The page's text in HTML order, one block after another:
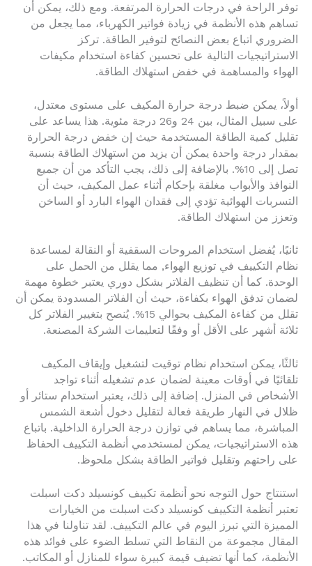
توفر الراحة في درجات الحرارة المرتفعة. ومع ذلك، يمكن أن
تساهم هذه الأنظمة في زيادة فواتير الكهرباء، مما يجعل من
الضروري اتباع بعض النصائح لتوفير الطاقة. تركز
الاستراتيجيات التالية على تحسين كفاءة استخدام مكيفات
الهواء والمساهمة في خفض استهلاك الطاقة.
أولاً، يمكن ضبط درجة حرارة المكيف على مستوى معتدل،
على سبيل المثال، بين 24 و26 درجة مئوية. هذا يساعد على
تقليل كمية الطاقة المستخدمة حيث إن خفض درجة الحرارة
بمقدار درجة واحدة يمكن أن يزيد من استهلاك الطاقة بنسبة
تصل إلى 10%. بالإضافة إلى ذلك، يجب التأكد من أن جميع
النوافذ والأبواب مغلقة بإحكام أثناء عمل المكيف، حيث أن
التسربات الهوائية تؤدي إلى فقدان الهواء البارد أو الساخن
وتعزز من استهلاك الطاقة.
ثانيًا، يُفضل استخدام المروحات السقفية أو النقالة لمساعدة
نظام التكييف في توزيع الهواء, مما يقلل من الحمل على
الوحدة. كما أن تنظيف الفلاتر بشكل دوري يعتبر خطوة مهمة
لضمان تدفق الهواء بكفاءة، حيث أن الفلاتر المسدودة يمكن أن
تقلل من كفاءة المكيف بحوالي 15%. يُنصح بتغيير الفلاتر كل
ثلاثة أشهر على الأقل أو وفقًا لتعليمات الشركة المصنعة.
ثالثًا، يمكن استخدام نظام توقيت لتشغيل وإيقاف المكيف
تلقائيًا في أوقات معينة لضمان عدم تشغيله أثناء تواجد
الأشخاص في المنزل. إضافة إلى ذلك، يعتبر استخدام ستائر أو
ظلال في النهار طريقة فعالة لتقليل دخول أشعة الشمس
المباشرة، مما يساهم في توازن درجة الحرارة الداخلية. باتباع
هذه الاستراتيجيات، يمكن لمستخدمي أنظمة التكييف الحفاظ
على راحتهم وتقليل فواتير الطاقة بشكل ملحوظ.
استنتاج حول التوجه نحو أنظمة تكييف كونسيلد دكت اسبلت
تعتبر أنظمة التكييف كونسيلد دكت اسبلت من الخيارات
المميزة التي تبرز اليوم في عالم التكييف. لقد تناولنا في هذا
المقال مجموعة من النقاط التي تسلط الضوء على فوائد هذه
الأنظمة، كما أنها تضيف قيمة كبيرة سواء للمنازل أو المكاتب.